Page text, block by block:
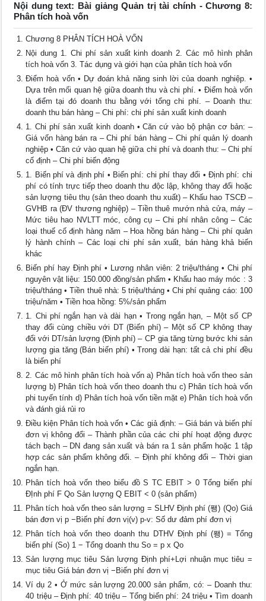
Nội dung text: Bài giảng Quản trị tài chính - Chương 8:
Phân tích hoà vốn
Chương 8 PHÂN TÍCH HOÀ VỐN
Nội dung 1. Chi phí sản xuất kinh doanh 2. Các mô hình phân
tích hoà vốn 3. Tác dụng và giới hạn của phân tích hoà vốn
Điểm hoà vốn • Dự đoán khả năng sinh lời của doanh nghiệp. •
Dựa trên mối quan hệ giữa doanh thu và chi phí. • Điểm hoà vốn
là điểm tại đó doanh thu bằng với tổng chi phí. – Doanh thu:
doanh thu bán hàng – Chi phí: chi phí sản xuất kinh doanh
1. Chi phí sản xuất kinh doanh • Căn cứ vào bộ phận cơ bản: –
Giá vốn hàng bán ra – Chi phí bán hàng – Chi phí quản lý doanh
nghiệp • Căn cứ vào quan hệ giữa chi phí và doanh thu: – Chi phí
cố định – Chi phí biến động
1. Biến phí và định phí • Biến phí: chi phí thay đổi • Định phí: chi
phí có tính trực tiếp theo doanh thu độc lập, không thay đổi hoặc
sản lượng tiêu thụ (sản theo doanh thu xuất) – Khấu hao TSCĐ –
GVHB ra (ĐV thương nghiệp) – Tiền thuê mướn nhà cửa, máy –
Mức tiêu hao NVLTT móc, công cụ – Chi phí nhân công – Các
loại thuế cố định hàng năm – Hoa hồng bán hàng – Chi phí quản
lý hành chính – Các loại chi phí sản xuất, bán hàng khả biến
khác
Biến phí hay Định phí • Lương nhân viên: 2 triệu/tháng • Chi phí
nguyên vật liệu: 150.000 đồng/sản phẩm • Khấu hao máy móc : 3
triệu/tháng • Tiền thuê nhà: 5 triệu/tháng • Chi phí quảng cáo: 100
triệu/năm • Tiền hoa hồng: 5%/sản phẩm
1. Chi phí ngắn hạn và dài hạn • Trong ngắn hạn, – Một số CP
thay đổi cùng chiều với DT (Biến phí) – Một số CP không thay
đổi với DT/sản lượng (Định phí) – CP gia tăng từng bước khi sản
lượng gia tăng (Bán biến phí) • Trong dài hạn: tất cả chi phí đều
là biến phí
2. Các mô hình phân tích hoà vốn a) Phân tích hoà vốn theo sản
lượng b) Phân tích hoà vốn theo doanh thu c) Phân tích hoà vốn
phi tuyến tính d) Phân tích hoà vốn tiền mặt e) Phân tích hoà vốn
và đánh giá rủi ro
Điều kiện Phân tích hoà vốn • Các giả định: – Giá bán và biến phí
đơn vị không đổi – Thành phần của các chi phí hoạt động được
tách bạch – DN đang sản xuất và bán ra 1 sản phẩm hoặc 1 tập
hợp các sản phẩm không đổi. – Định phí không đổi – Thời gian
ngắn hạn.
Phân tích hoà vốn theo biểu đồ S TC EBIT > 0 Tổng biến phí
ĐỊnh phí F Qo Sản lượng Q EBIT < 0 (sản phẩm)
Phân tích hoà vốn theo sản lượng = SLHV Định phí (퐹) (Qo) Giá
bán đơn vị p −Biến phí đơn vị(v) p-v: Số dư đảm phí đơn vị
Phân tích hoà vốn theo doanh thu DTHV Định phí (퐹) = Tổng
biến phí (So) 1 − Tổng doanh thu So = p x Qo
Sản lượng mục tiêu Sản lượng Định phí+Lợi nhuận mục tiêu =
mục tiêu Giá bán đơn vị −Biến phí đơn vị
Ví dụ 2 • Ở mức sản lượng 20.000 sản phẩm, có: – Doanh thu:
40 triệu – Định phí: 40 triệu – Tổng biến phí: 24 triệu • Tìm doanh